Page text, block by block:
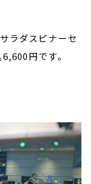
ラダスピナーセ
円です。